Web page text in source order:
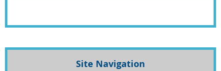
Site Navigation